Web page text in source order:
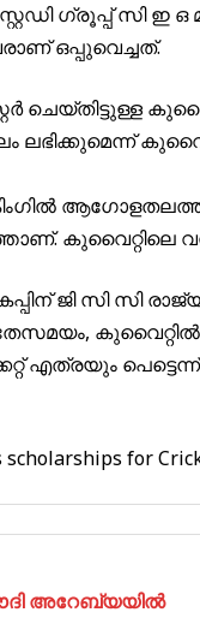
ഗ്രൂപ്പ് സി ഇ ഒ
ഒപ്പുവെച്ചത്.
ചെയ്തിട്ടുള്ള
ലഭിക്കുമെന്ന്
കുവൈറ്റിലെ
ജി സി സി
കുവൈറ്റിൽ
എത്രയും
for
അറേബ്യയിൽ